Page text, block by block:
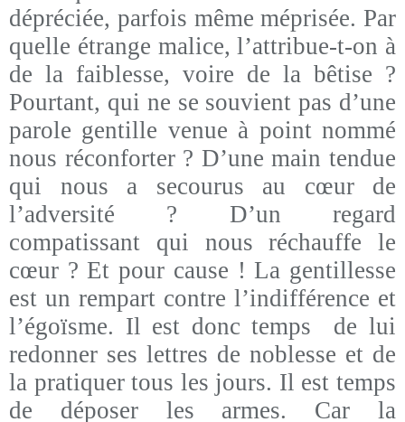
dépréciée, parfois même méprisée. Par
quelle étrange malice, l’attribue-t-on à
de la faiblesse, voire de la bêtise ?
Pourtant, qui ne se souvient pas d’une
parole gentille venue à point nommé
nous réconforter ? D’une main tendue
qui nous a secourus au cœur de
l’adversité ? D’un regard
compatissant qui nous réchauffe le
cœur ? Et pour cause ! La gentillesse
est un rempart contre l’indifférence et
l’égoïsme. Il est donc temps de lui
redonner ses lettres de noblesse et de
la pratiquer tous les jours. Il est temps
de déposer les armes. Car la